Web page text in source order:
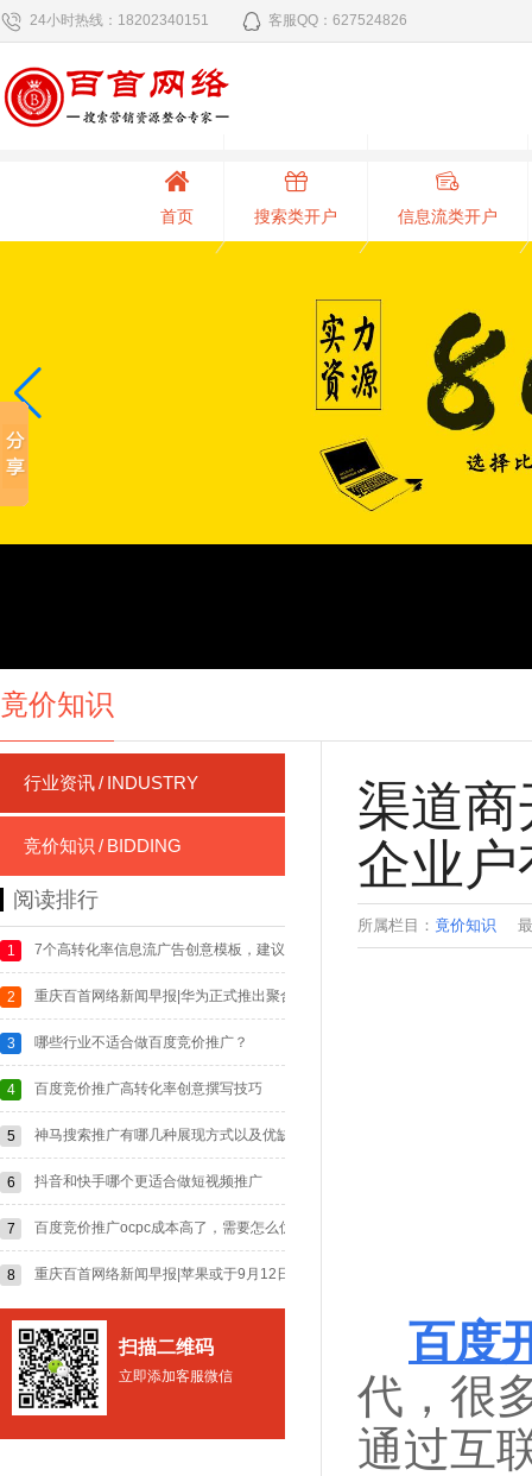
24小时热线：18202340151 客服QQ：627524826
首页 搜索类开户 信息流类开户
竟价知识
行业资讯/ INDUSTRY
竞价知识 / BIDDING
阅读排行
1 7个高转化率信息流广告创意模板，建议收藏!
2 重庆百首网络新闻早报|华为正式推出聚合打车服务;腾讯称未来电竞人才缺口
3 哪些行业不适合做百度竞价推广？
4 百度竞价推广高转化率创意撰写技巧
5 神马搜索推广有哪几种展现方式以及优缺点？
6 抖音和快手哪个更适合做短视频推广
7 百度竞价推广ocpc成本高了，需要怎么优化？
8 重庆百首网络新闻早报|苹果或于9月12日发布iPhone15;沙特将Type-C作为充
扫描二维码
立即添加客服微信
渠道
企业
所属栏目： 竟价知识
百度
代，很
通过互